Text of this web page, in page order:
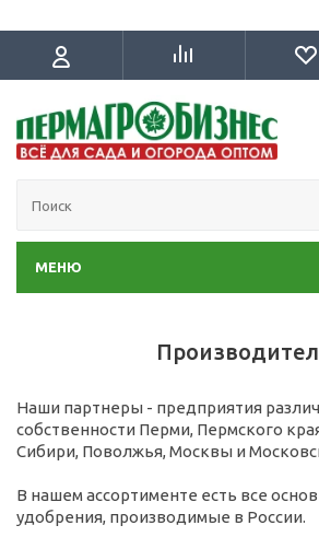
МЕНЮ
Наши партнеры - предприятия
собственности Перми, Пермского
Сибири, Поволжья, Москвы и
В нашем ассортименте есть все
удобрения, производимые в России.